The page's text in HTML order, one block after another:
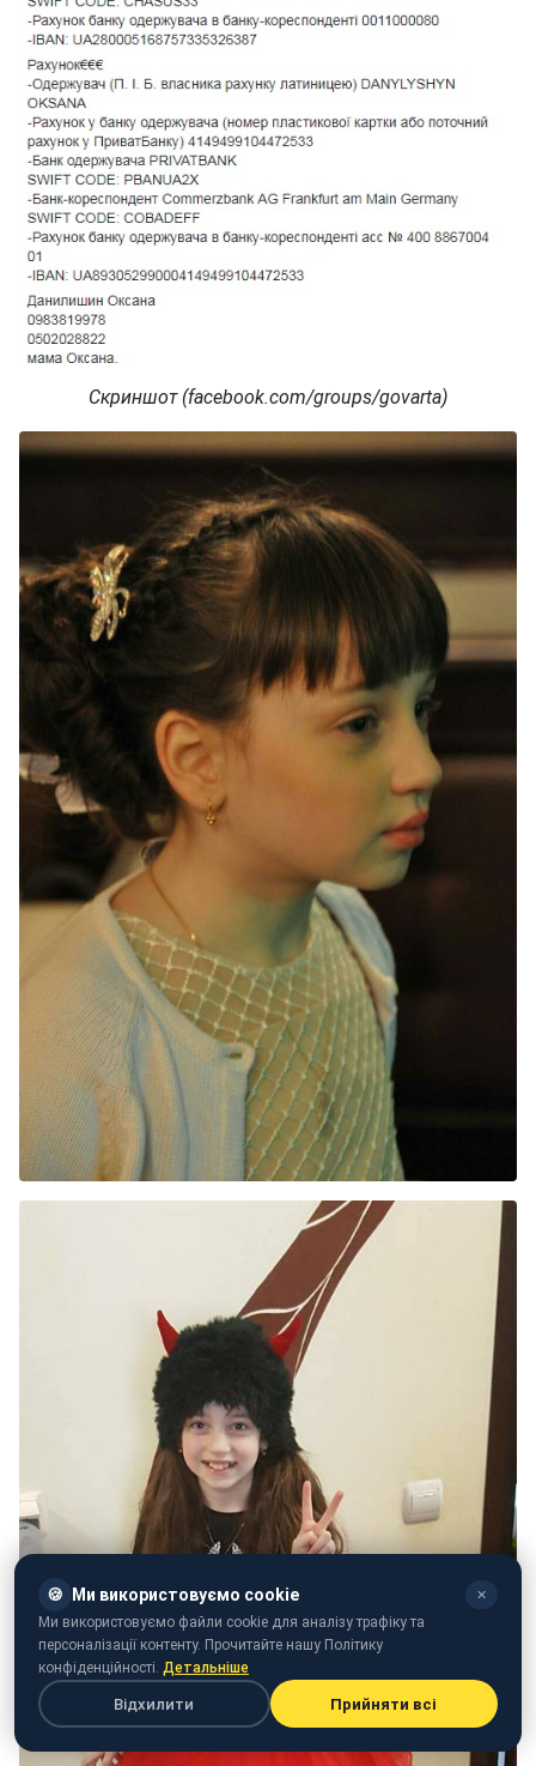
Скриншот (facebook.com/groups/govarta)
🍪 Ми використовуємо cookie ✕
Ми використовуємо файли cookie для аналізу трафіку та
персоналізації контенту. Прочитайте нашу Політику
конфіденційності. Детальніше
Відхилити Прийняти всі